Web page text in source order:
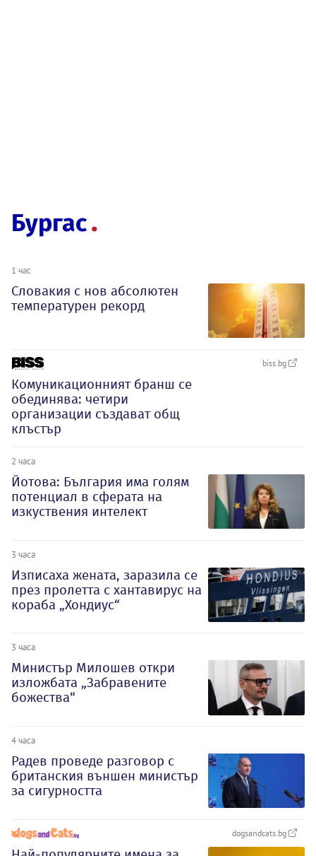
Бургас
1 час
Словакия с нов абсолютен
температурен рекорд
biss.bg
Комуникационният бранш се
обединява: четири
организации създават общ
клъстър
2 часа
Йотова: България има голям
потенциал в сферата на
изкуствения интелект
3 часа
Изписаха жената, заразила се
през пролетта с хантавирус на
кораба „Хондиус“
3 часа
Министър Милошев откри
изложбата „Забравените
божества“
4 часа
Радев проведе разговор с
британския външен министър
за сигурността
dogsandcats.bg